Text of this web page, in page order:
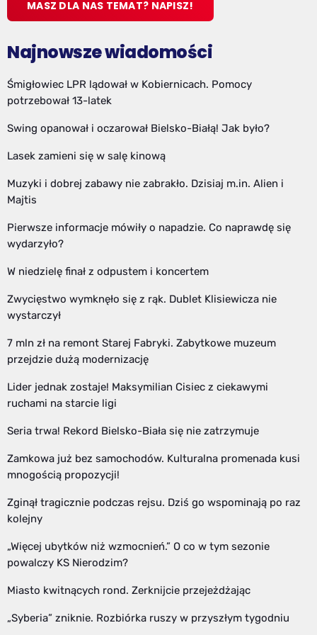
MASZ DLA NAS TEMAT? NAPISZ!
Najnowsze wiadomości
Śmigłowiec LPR lądował w Kobiernicach. Pomocy
potrzebował 13-latek
Swing opanował i oczarował Bielsko-Białą! Jak było?
Lasek zamieni się w salę kinową
Muzyki i dobrej zabawy nie zabrakło. Dzisiaj m.in. Alien i
Majtis
Pierwsze informacje mówiły o napadzie. Co naprawdę się
wydarzyło?
W niedzielę finał z odpustem i koncertem
Zwycięstwo wymknęło się z rąk. Dublet Klisiewicza nie
wystarczył
7 mln zł na remont Starej Fabryki. Zabytkowe muzeum
przejdzie dużą modernizację
Lider jednak zostaje! Maksymilian Cisiec z ciekawymi
ruchami na starcie ligi
Seria trwa! Rekord Bielsko-Biała się nie zatrzymuje
Zamkowa już bez samochodów. Kulturalna promenada kusi
mnogością propozycji!
Zginął tragicznie podczas rejsu. Dziś go wspominają po raz
kolejny
„Więcej ubytków niż wzmocnień.” O co w tym sezonie
powalczy KS Nierodzim?
Miasto kwitnących rond. Zerknijcie przejeżdżając
„Syberia” zniknie. Rozbiórka ruszy w przyszłym tygodniu